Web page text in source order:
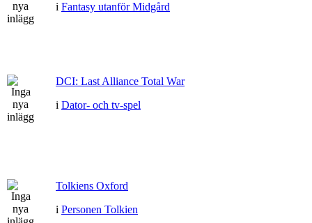
i Fantasy utanför Midgård
DCI: Last Alliance Total War
i Dator- och tv-spel
Tolkiens Oxford
i Personen Tolkien